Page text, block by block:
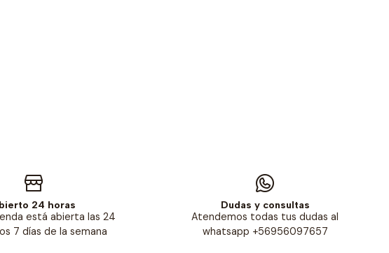
24 horas
está abierta las 24
7 días de la semana
Dudas y consultas
Atendemos todas tus dudas al
whatsapp +56956097657